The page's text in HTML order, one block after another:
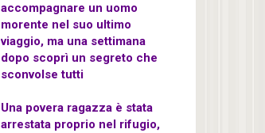
accompagnare un uomo
morente nel suo ultimo
viaggio, ma una settimana
dopo scoprì un segreto che
sconvolse tutti
Una povera ragazza è stata
arrestata proprio nel rifugio,